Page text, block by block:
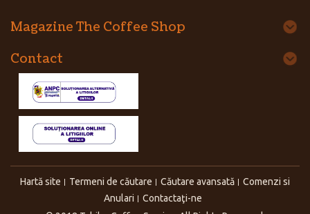
Magazine The Coffee Shop
Contact
Hartă site Termeni de căutare Căutare avansată
Comenzi si
Anulari
Contactaţi-ne